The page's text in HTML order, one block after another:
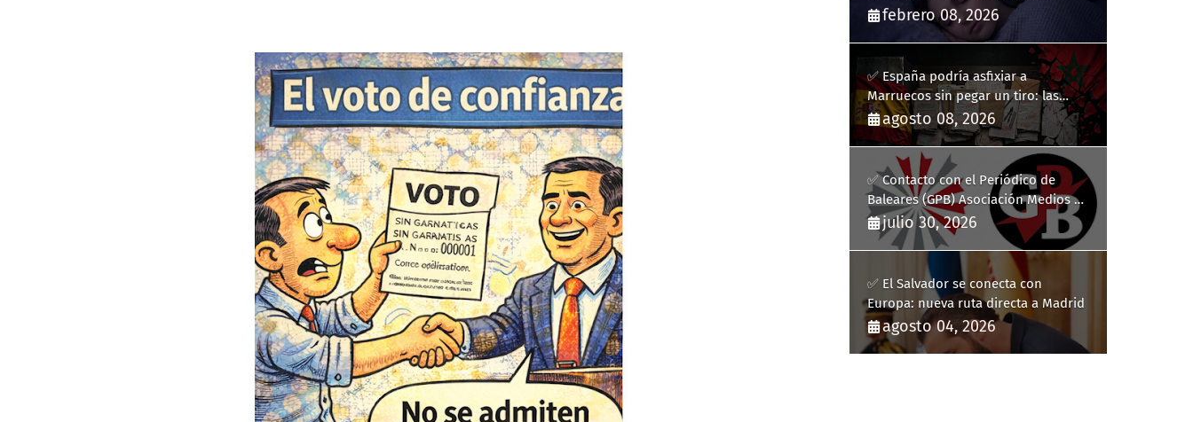
sueñas?
febrero 08, 2026
✅ España podría asfixiar a
Marruecos sin pegar un tiro: las
medidas para colapsar su economía
agosto 08, 2026
✅ Contacto con el Periódico de
Baleares (GPB) Asociación Medios de
Comunicación Digitales
julio 30, 2026
✅ El Salvador se conecta con
Europa: nueva ruta directa a Madrid
agosto 04, 2026